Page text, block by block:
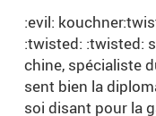
:evil:
:twisted: :twisted:
chine, spécialiste
sent bien la
soi disant pour la